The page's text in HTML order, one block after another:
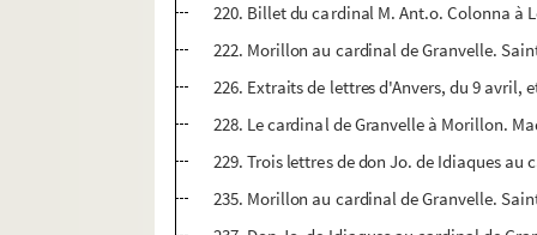
220. Billet du cardinal M. Ant.o. Colonna à
222. Morillon au cardinal de Granvelle.
226. Extraits de lettres d'Anvers, du 9 avril,
228. Le cardinal de Granvelle à Morillon.
229. Trois lettres de don Jo. de Idiaques au
235. Morillon au cardinal de Granvelle.